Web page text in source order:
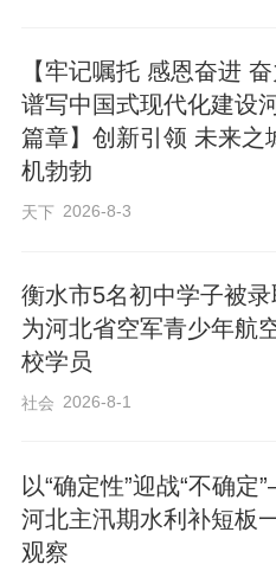
活动现场，市人社
通过发放人才政策手
式，全方位展示衡水
【牢记嘱托 感恩奋进 奋
谱写中国式现代化建设
篇章】创新引领 未来之
机勃勃
天下 2026-8-3
衡水市5名初中学子被录
为河北省空军青少年航
校学员
社会 2026-8-1
以“确定性”迎战“不确
河北主汛期水利补短板
观察